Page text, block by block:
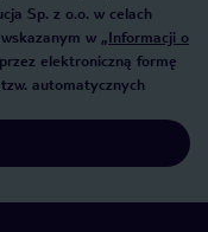
Sp. z o.o. w celach
w „Informacji o
elektroniczną formę
automatycznych